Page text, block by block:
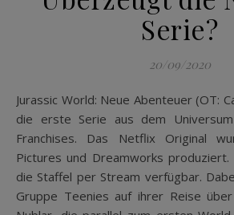
Serie?
20/09/2020
Jurassic World: Neue Abenteuer (OT: Camp Cretaceous) ist
die erste Serie aus dem
Franchises. Das Netflix Original
Pictures und Dreamworks
die Staffel per Stream verfügbar.
Gruppe Teenies auf ihrer Reise